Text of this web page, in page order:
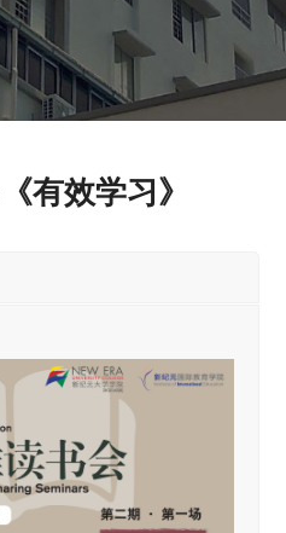
有效学习》